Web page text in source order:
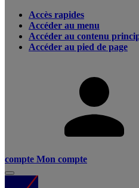
Accès rapides
Accéder au menu
Accéder au contenu
Accéder au pied de page
compte Mon compte